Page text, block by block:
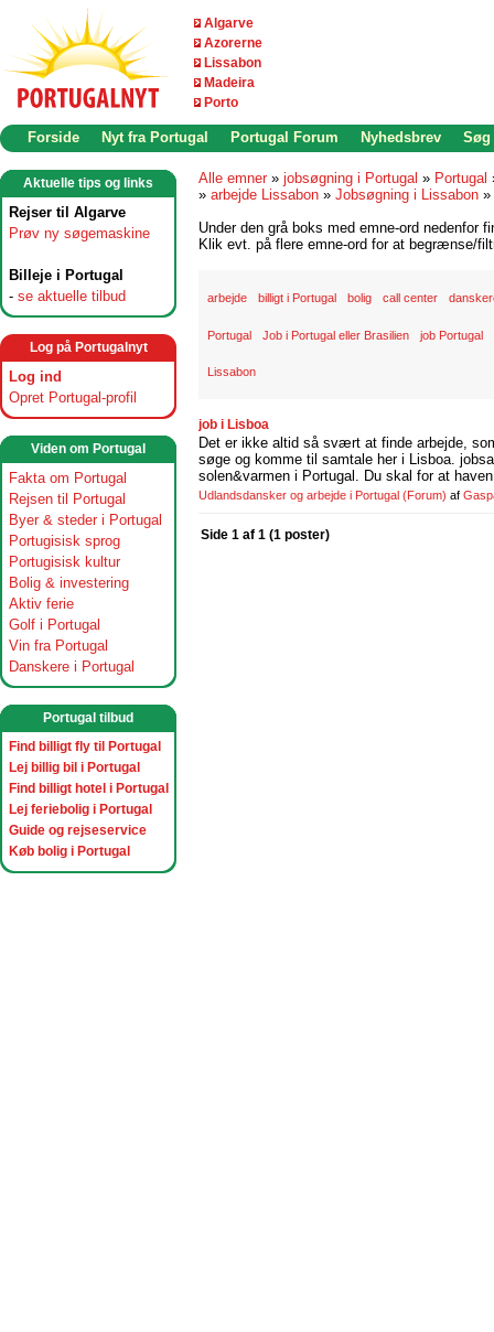
Algarve
Azorerne
Lissabon
Madeira
Porto
Forside Nyt fra Portugal Portugal Forum Nyhedsbrev Søg
Aktuelle tips og links
Rejser til Algarve
Prøv ny søgemaskine
Billeje i Portugal
- se aktuelle tilbud
Log på Portugalnyt
Log ind
Opret Portugal-profil
Viden om Portugal
Fakta om Portugal
Rejsen til Portugal
Byer & steder i Portugal
Portugisisk sprog
Portugisisk kultur
Bolig & investering
Aktiv ferie
Golf i Portugal
Vin fra Portugal
Danskere i Portugal
Portugal tilbud
Find billigt fly til Portugal
Lej billig bil i Portugal
Find billigt hotel i Portugal
Lej feriebolig i Portugal
Guide og rejseservice
Køb bolig i Portugal
Alle emner » jobsøgning i Portugal » Portugal
» arbejde Lissabon » Jobsøgning i Lissabon »
Under den grå boks med emne-ord nedenfor
Klik evt. på flere emne-ord for at begrænse/
arbejde billigt i Portugal bolig call center
Portugal Job i Portugal eller Brasilien job Portugal
Lissabon
job i Lisboa
Det er ikke altid så svært at finde arbejde,
søge og komme til samtale her i Lisboa.
solen&varmen i Portugal. Du skal for at
Udlandsdansker og arbejde i Portugal (Forum) af
Side 1 af 1 (1 poster)